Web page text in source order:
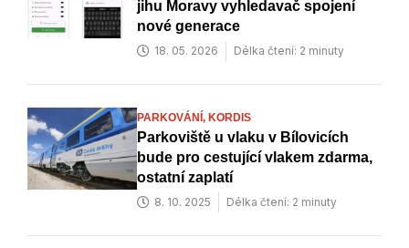
jihu Moravy vyhledavač spojení
nové generace
18. 05. 2026 Délka čtení: 2 minuty
PARKOVÁNÍ, KORDIS
Parkoviště u vlaku v Bílovicích
bude pro cestující vlakem zdarma,
ostatní zaplatí
8. 10. 2025 Délka čtení: 2 minuty